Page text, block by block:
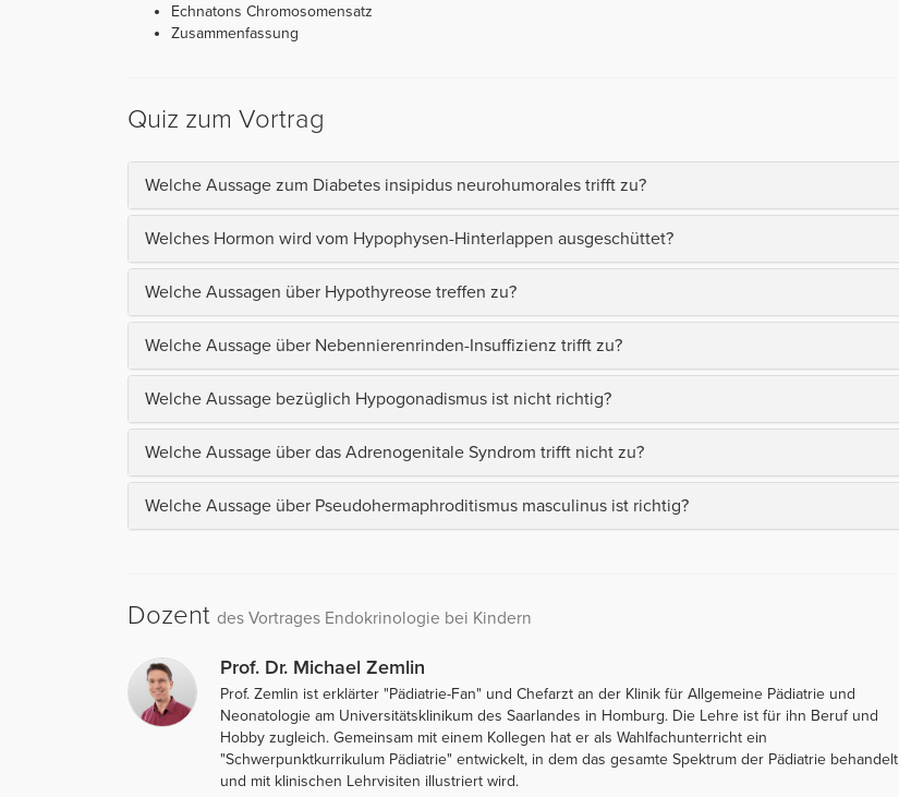
Echnatons Chromosomensatz
Zusammenfassung
Quiz zum Vortrag
Welche Aussage zum Diabetes insipidus neurohumorales trifft zu?
Welches Hormon wird vom Hypophysen-Hinterlappen ausgeschüttet?
Welche Aussagen über Hypothyreose treffen zu?
Welche Aussage über Nebennierenrinden-Insuffizienz trifft zu?
Welche Aussage bezüglich Hypogonadismus ist nicht richtig?
Welche Aussage über das Adrenogenitale Syndrom trifft nicht zu?
Welche Aussage über Pseudohermaphroditismus masculinus ist richtig?
Dozent des Vortrages Endokrinologie bei Kindern
Prof. Dr. Michael Zemlin
Prof. Zemlin ist erklärter "Pädiatrie-Fan" und Chefarzt an der Klinik für Allgemeine Pädiatrie und
Neonatologie am Universitätsklinikum des Saarlandes in Homburg. Die Lehre ist für ihn Beruf und
Hobby zugleich. Gemeinsam mit einem Kollegen hat er als Wahlfachunterricht ein
"Schwerpunktkurrikulum Pädiatrie" entwickelt, in dem das gesamte Spektrum der Pädiatrie behandelt
und mit klinischen Lehrvisiten illustriert wird.